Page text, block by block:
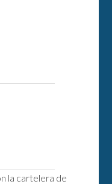
la cartelera de